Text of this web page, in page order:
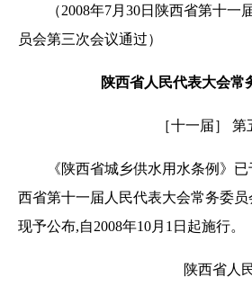
（2008年7月30日陕西省第十
员会第三次会议通过）
陕西省人民代表大会常
［十一届］ 第
《陕西省城乡供水用水条例》
西省第十一届人民代表大会常务委员
现予公布,自2008年10月1日起施行。
陕西省人